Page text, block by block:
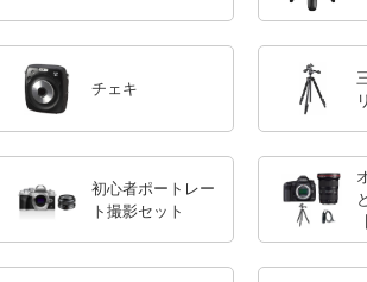
チェキ
初心者ポートレー
ト撮影セット